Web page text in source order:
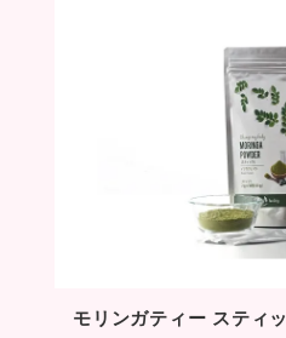
モリンガティー ステ